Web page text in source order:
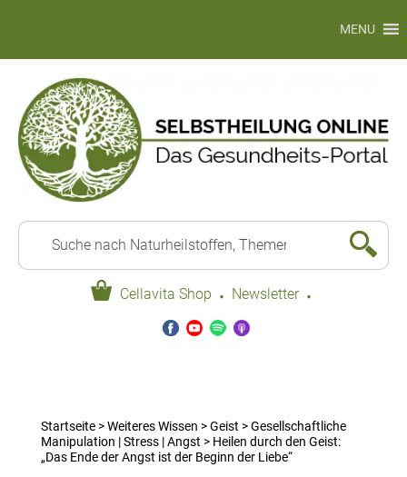
Cellavita Shop · Newsletter ·
MENU
Startseite>Weiteres Wissen >Geist >Gesellschaftliche
Manipulation | Stress | Angst > Heilen durch den Geist:
„Das Ende der Angst ist der Beginn der Liebe“